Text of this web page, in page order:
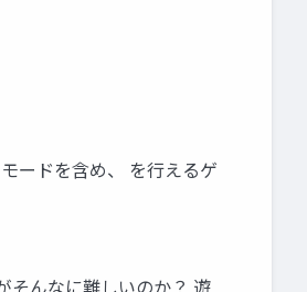
ードを含め、 を行えるゲ
そんなに難しいのか？ 遊